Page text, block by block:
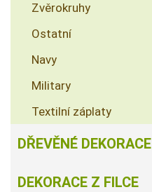
Zvěrokruhy
Ostatní
Navy
Military
Textilní záplaty
DŘEVĚNÉ DEKORACE
DEKORACE Z FILCE